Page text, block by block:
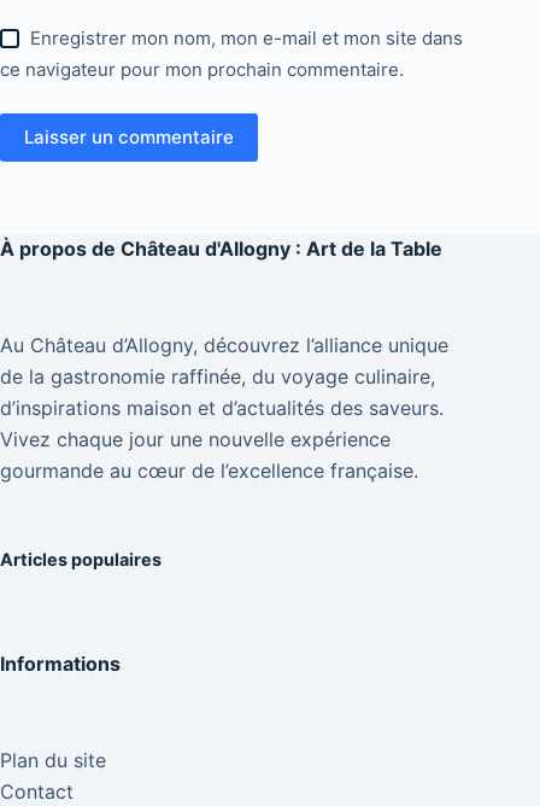
Enregistrer mon nom, mon e-mail et mon site dans
ce navigateur pour mon prochain commentaire.
Laisser un commentaire
À propos de Château d'Allogny : Art de la Table
Au Château d’Allogny, découvrez l’alliance unique
de la gastronomie raffinée, du voyage culinaire,
d’inspirations maison et d’actualités des saveurs.
Vivez chaque jour une nouvelle expérience
gourmande au cœur de l’excellence française.
Articles populaires
Informations
Plan du site
Contact